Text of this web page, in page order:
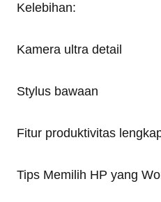
Kelebihan:
Kamera ultra detail
Stylus bawaan
Fitur produktivitas
Tips Memilih HP yang